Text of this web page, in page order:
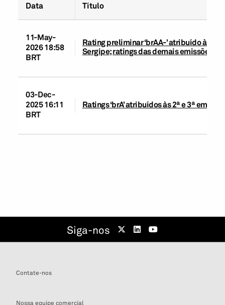
Data Título
11-May-
2026 18:58
BRT
Rating preliminar ‘brAA-’ atribuído à 4ª
Sergipe; ratings das demais emissões
03-Dec-
2025 16:11
BRT
Ratings ‘brA’ atribuídos às 2ª e 3ª
Siga-nos
Contate-nos
Nossa equipe comercial